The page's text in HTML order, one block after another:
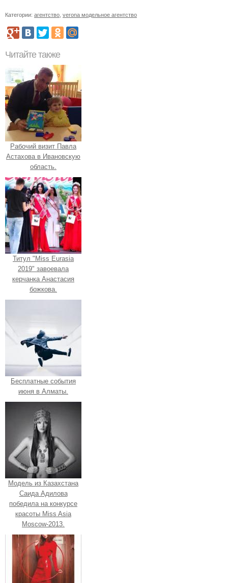
Категории: агентство verona модельное агентство
Читайте также
Рабочий визит Павла
Астахова в Ивановскую
область.
Титул "Miss Eurasia
2019" завоевала
керчанка Анастасия
божкова.
Бесплатные события
июня в Алматы.
Модель из Казахстана
Саида Адилова
победила на конкурсе
красоты Miss Asia
Moscow-2013.